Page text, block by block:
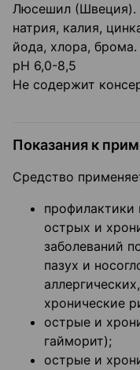
Люсешил (Швеция).
натрия, калия,
йода, хлора, брома.
pH 6,0-8,5
Не содержит
Показания к
Средство
профилактики
острых и
заболеваний
пазух и
хронические
острые и
гайморит);
острые и